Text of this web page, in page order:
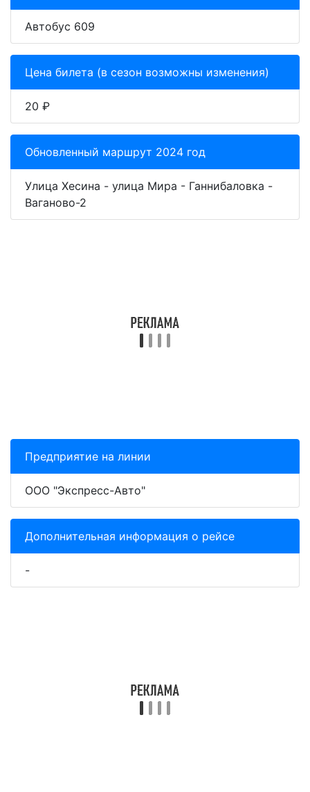
Автобус 609
Цена билета (в сезон возможны изменения)
20 ₽
Обновленный маршрут 2024 год
Улица Хесина - улица Мира - Ганнибаловка -
Ваганово-2
Предприятие на линии
ООО "Экспресс-Авто"
Дополнительная информация о рейсе
-